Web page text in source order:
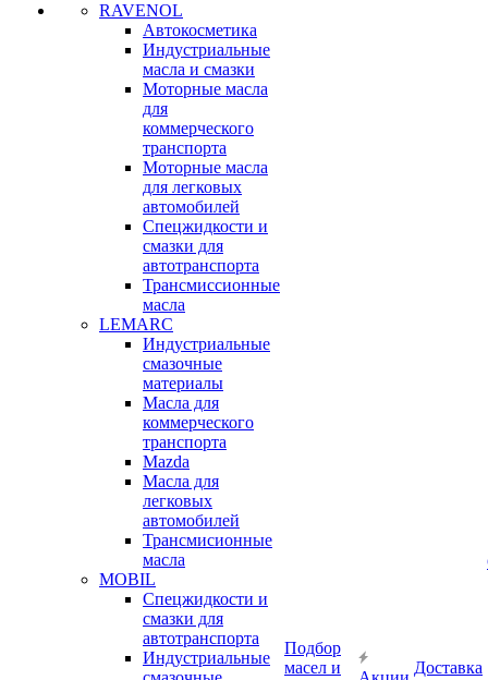
RAVENOL
Автокосметика
Индустриальные
масла и смазки
Моторные масла
для
коммерческого
транспорта
Моторные масла
для легковых
автомобилей
Спецжидкости и
смазки для
автотранспорта
Трансмиссионные
масла
LEMARC
Индустриальные
смазочные
материалы
Масла для
коммерческого
транспорта
Mazda
Масла для
легковых
автомобилей
Трансмисионные
масла
MOBIL
Cпецжидкости и
смазки для
автотранспорта
Индустриальные
Подбор
масел и
Доставка